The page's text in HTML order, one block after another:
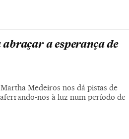
a esperança de
Medeiros nos dá pistas de
nos à luz num período de